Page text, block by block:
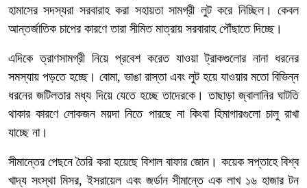
হামাসের সদস্যরা সরবারাহ করা সহায়তা সামগ্রী লুট করে নিচ্ছিল। কেবল
আন্তর্জাতিক চাপের কারণে তারা সীমিত মাত্রায় সরবারাহ পৌঁছাতে দিচ্ছে।
এদিকে ত্রাণসামগ্রী নিয়ে প্রবেশ করেত যাওয়া ট্রাকগুলোর নানা ধরনের
সমস্যায় পড়তে হচ্ছে। বোমা, ভাঙা রাস্তা এবং লুট হয়ে যাওয়ার মতো বিভিন্ন
ধরনের জটিলতার মধ্য দিয়ে যেতে হচ্ছে তাদেরকে। তাছাড়া জ্বালানির ঘাটতি
থাকার কারণে লোকজন ময়দা নিতে পারছে না কিংবা হিমাগারগুলো চালু রাখা
যাচ্ছে না।
সীমান্তের পেছনে তৈরি করা হয়েছে বিশাল বাফার জোন। কয়েক সপ্তাহে বিশ্ব
খাদ্য সংস্থা মিসর, ইসরায়েল এবং জর্ডান সীমান্তে এক লাখ ১৬ হাজার টন